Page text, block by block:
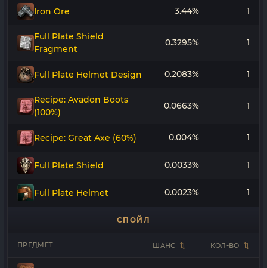
Iron Ore 3.44% 1
Full Plate Shield
Fragment
0.3295% 1
Full Plate Helmet Design 0.2083% 1
Recipe: Avadon Boots
(100%)
0.0663% 1
Recipe: Great Axe (60%) 0.004% 1
Full Plate Shield 0.0033% 1
Full Plate Helmet 0.0023% 1
СПОЙЛ
ПРЕДМЕТ ШАНС КОЛ-ВО